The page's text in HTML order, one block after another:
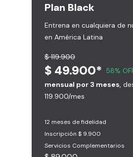
Plan Black
Entrena en cualquiera de
en América Latina
$ 119.900
$ 49.900* 58%
mensual por 3 meses ,
119.900/mes
12 meses de fidelidad
Inscripción $ 9.900
Servicios Complementarios